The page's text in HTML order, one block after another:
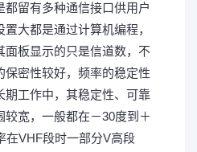
留有多种通信接口供用户
大都是通过计算机编程，
面板显示的只是信道数，不
保密性较好，频率的稳定性
期工作中，其稳定性、可靠
宽，一般都在－30度到＋
在VHF段时一部分V高段